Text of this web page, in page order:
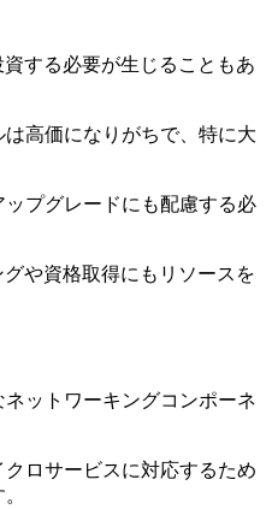
する必要が生じることもあ
高価になりがちで、特に大
プグレードにも配慮する必
や資格取得にもリソースを
ットワーキングコンポーネ
ロサービスに対応するため